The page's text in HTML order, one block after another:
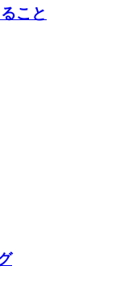
こと